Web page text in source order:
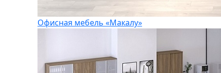
Офисная мебель «Макалу»